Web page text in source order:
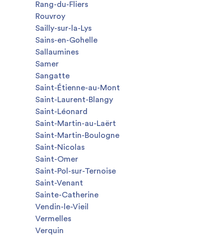
Rang-du-Fliers
Rouvroy
Sailly-sur-la-Lys
Sains-en-Gohelle
Sallaumines
Samer
Sangatte
Saint-Étienne-au-Mont
Saint-Laurent-Blangy
Saint-Léonard
Saint-Martin-au-Laërt
Saint-Martin-Boulogne
Saint-Nicolas
Saint-Omer
Saint-Pol-sur-Ternoise
Saint-Venant
Sainte-Catherine
Vendin-le-Vieil
Vermelles
Verquin